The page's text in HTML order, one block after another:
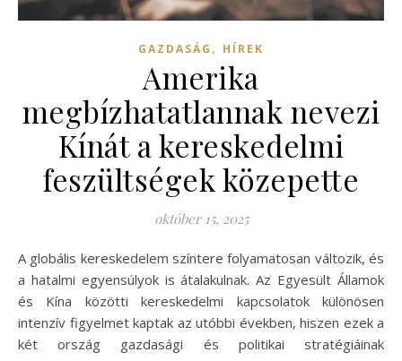
GAZDASÁG , HÍREK
Amerika
megbízhatatlannak nevezi
Kínát a kereskedelmi
feszültségek közepette
október 15, 2025
A globális kereskedelem színtere folyamatosan változik, és
a hatalmi egyensúlyok is átalakulnak. Az Egyesült Államok
és Kína közötti kereskedelmi kapcsolatok különösen
intenzív figyelmet kaptak az utóbbi években, hiszen ezek a
két ország gazdasági és politikai stratégiáinak